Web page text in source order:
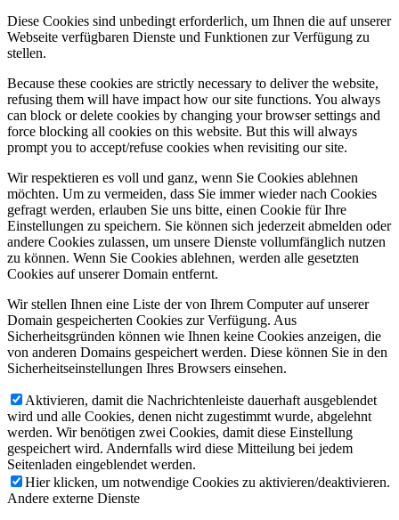
Diese Cookies sind unbedingt erforderlich, um Ihnen die auf unserer
Webseite verfügbaren Dienste und Funktionen zur Verfügung zu
stellen.
Because these cookies are strictly necessary to deliver the website,
refusing them will have impact how our site functions. You always
can block or delete cookies by changing your browser settings and
force blocking all cookies on this website. But this will always
prompt you to accept/refuse cookies when revisiting our site.
Wir respektieren es voll und ganz, wenn Sie Cookies ablehnen
möchten. Um zu vermeiden, dass Sie immer wieder nach Cookies
gefragt werden, erlauben Sie uns bitte, einen Cookie für Ihre
Einstellungen zu speichern. Sie können sich jederzeit abmelden oder
andere Cookies zulassen, um unsere Dienste vollumfänglich nutzen
zu können. Wenn Sie Cookies ablehnen, werden alle gesetzten
Cookies auf unserer Domain entfernt.
Wir stellen Ihnen eine Liste der von Ihrem Computer auf unserer
Domain gespeicherten Cookies zur Verfügung. Aus
Sicherheitsgründen können wie Ihnen keine Cookies anzeigen, die
von anderen Domains gespeichert werden. Diese können Sie in den
Sicherheitseinstellungen Ihres Browsers einsehen.
Aktivieren, damit die Nachrichtenleiste dauerhaft ausgeblendet
wird und alle Cookies, denen nicht zugestimmt wurde, abgelehnt
werden. Wir benötigen zwei Cookies, damit diese Einstellung
gespeichert wird. Andernfalls wird diese Mitteilung bei jedem
Seitenladen eingeblendet werden.
Hier klicken, um notwendige Cookies zu aktivieren/deaktivieren.
Andere externe Dienste